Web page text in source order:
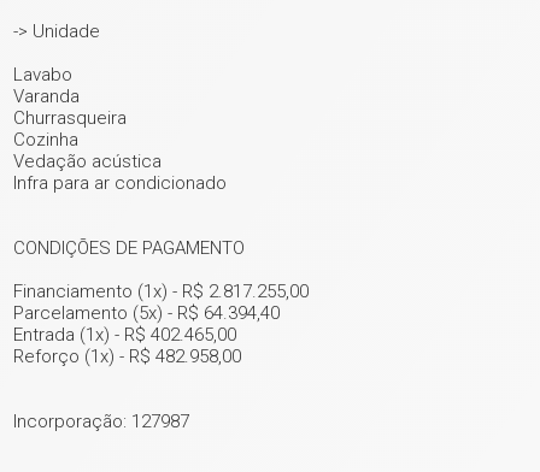
-> Unidade
Lavabo
Varanda
Churrasqueira
Cozinha
Vedação acústica
Infra para ar condicionado
CONDIÇÕES DE PAGAMENTO
Financiamento (1x) - R$ 2.817.255,00
Parcelamento (5x) - R$ 64.394,40
Entrada (1x) - R$ 402.465,00
Reforço (1x) - R$ 482.958,00
Incorporação: 127987